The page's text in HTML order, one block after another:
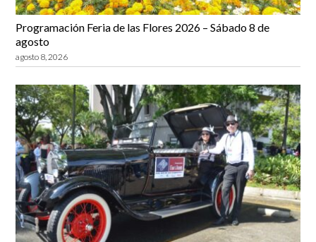
Programación Feria de las Flores 2026 – Sábado 8 de
agosto
agosto 8, 2026